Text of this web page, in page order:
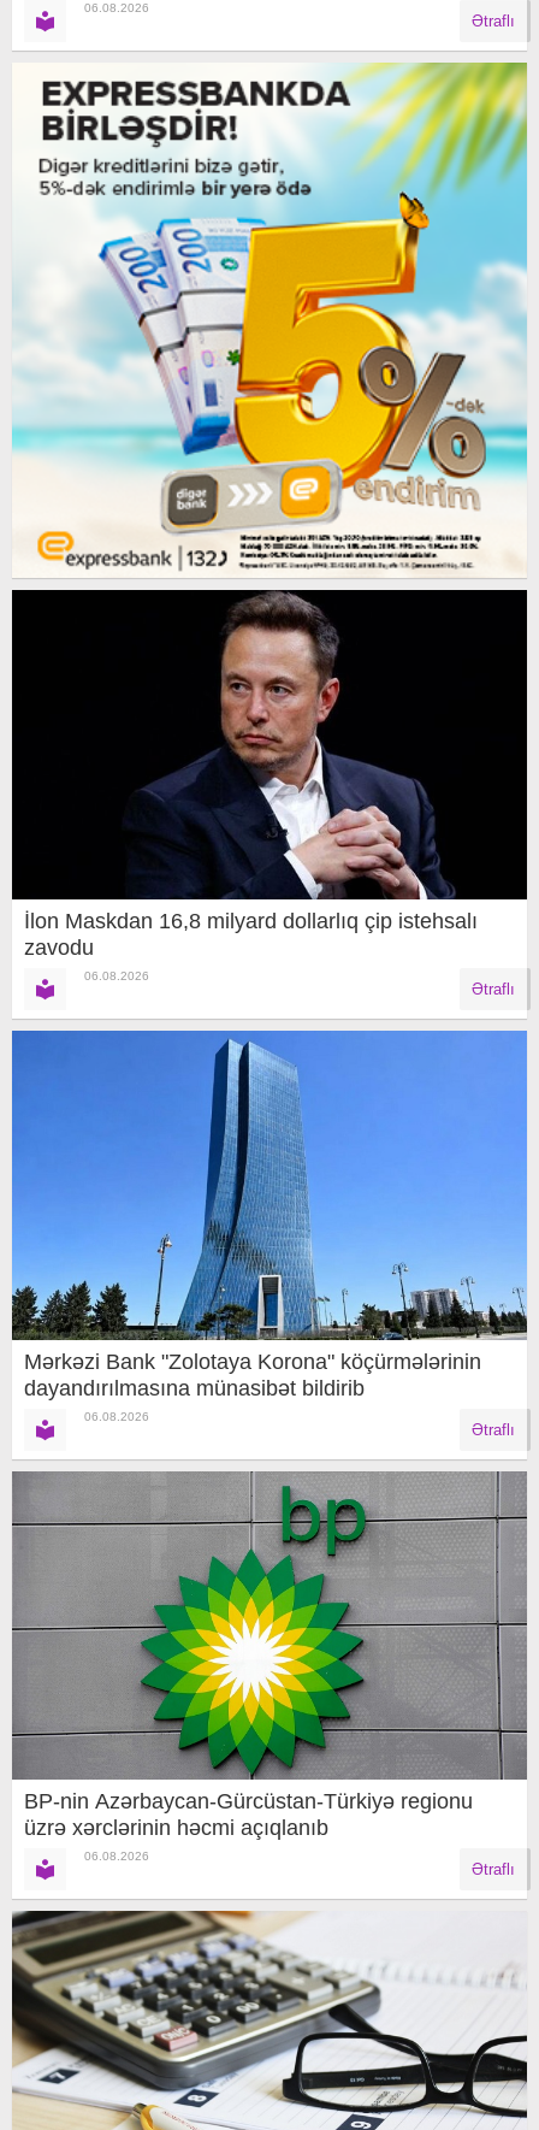
06.08.2026
Ətraflı
İlon Maskdan 16,8 milyard dollarlıq çip istehsalı
zavodu
06.08.2026
Ətraflı
Mərkəzi Bank "Zolotaya Korona" köçürmələrinin
dayandırılmasına münasibət bildirib
06.08.2026
Ətraflı
BP-nin Azərbaycan-Gürcüstan-Türkiyə regionu
üzrə xərclərinin həcmi açıqlanıb
06.08.2026
Ətraflı